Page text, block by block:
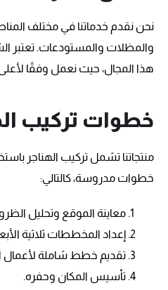
نحن نقدم خدماتنا في مختلف
والمظلات والمستودعات. تعتبر
هذا المجال، حيث نعمل وفقًا
خطوات تركيب
منتجاتنا تشمل تركيب الهناجر
خطوات مدروسة، كالتالي:
معاينة الموقع وتحليل
إعداد المخططات ثلاثية
تقديم خطط شاملة لأعمال
تأسيس المكان وحفره.